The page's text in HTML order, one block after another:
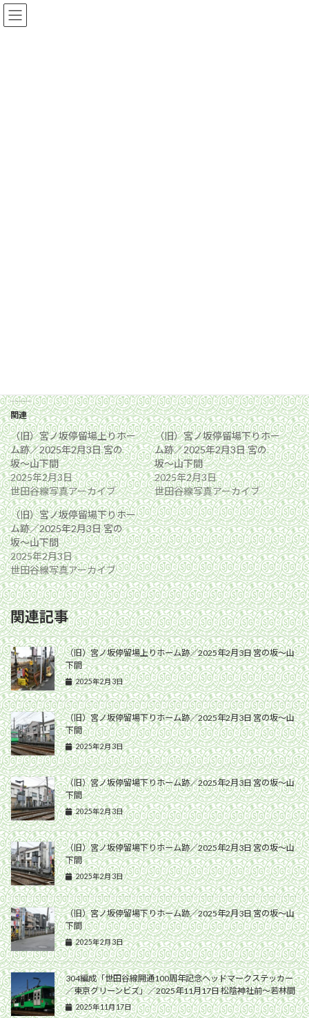
コ
ン
ナ
ビ
関連
（旧）宮ノ坂停留場上りホー
ム跡／2025年2月3日 宮の
坂〜山下間
2025年2月3日
世田谷線写真アーカイブ
（旧）宮ノ坂停留場下りホー
ム跡／2025年2月3日 宮の
坂〜山下間
2025年2月3日
世田谷線写真アーカイブ
（旧）宮ノ坂停留場下りホー
ム跡／2025年2月3日 宮の
坂〜山下間
2025年2月3日
世田谷線写真アーカイブ
関連記事
（旧）宮ノ坂停留場上りホーム跡／2025年2月3日 宮の坂〜山
下間
2025年2月3日
（旧）宮ノ坂停留場下りホーム跡／2025年2月3日 宮の坂〜山
下間
2025年2月3日
（旧）宮ノ坂停留場下りホーム跡／2025年2月3日 宮の坂〜山
下間
2025年2月3日
（旧）宮ノ坂停留場下りホーム跡／2025年2月3日 宮の坂〜山
下間
2025年2月3日
（旧）宮ノ坂停留場下りホーム跡／2025年2月3日 宮の坂〜山
下間
2025年2月3日
304編成「世田谷線開通100周年記念ヘッドマークステッカー
／東京グリーンビズ」／2025年11月17日 松陰神社前〜若林間
2025年11月17日